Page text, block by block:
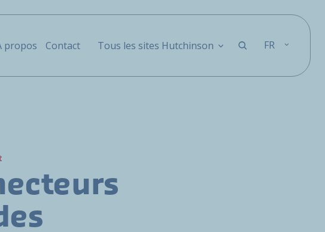
propos Contact Tous les sites Hutchinson FR